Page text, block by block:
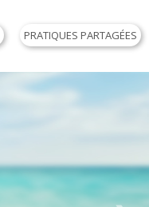
PRATIQUES PARTAGÉES